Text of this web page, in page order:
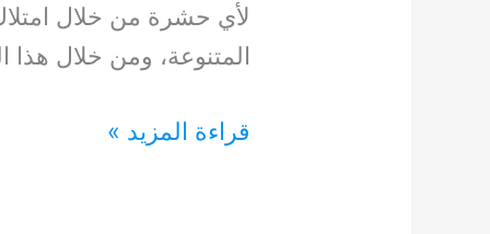
لأي حشرة من خلال
المتنوعة، ومن خلال
شركة
قراءة المزيد »